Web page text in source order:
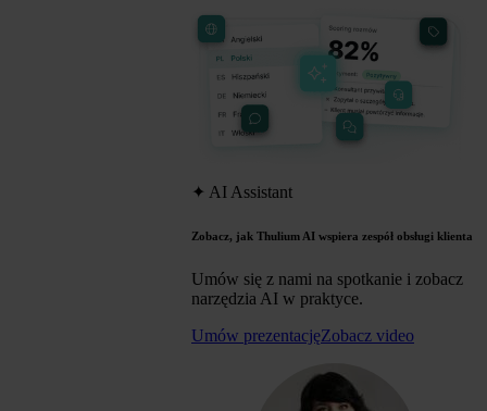
✦ AI Assistant
Zobacz, jak Thulium AI wspiera zespół obsługi klienta
Umów się z nami na spotkanie i zobacz
narzędzia AI w praktyce.
Umów prezentacjęZobacz video